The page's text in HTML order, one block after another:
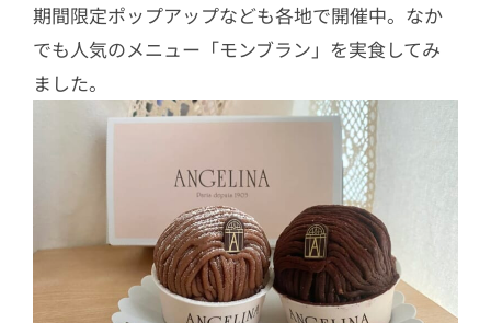
期間限定ポップアップなども各地で開催中。なか
でも人気のメニュー「モンブラン」を実食してみ
ました。